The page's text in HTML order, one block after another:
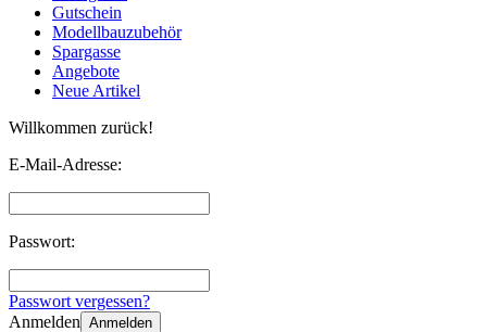
Gutschein
Modellbauzubehör
Spargasse
Angebote
Neue Artikel
Willkommen zurück!
E-Mail-Adresse:
Passwort:
Passwort vergessen?
Anmelden Anmelden